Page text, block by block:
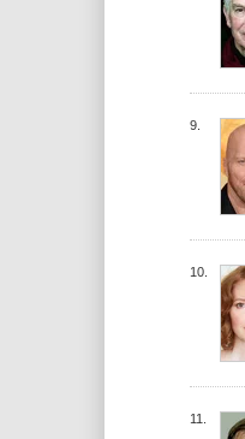
9.
10.
11.